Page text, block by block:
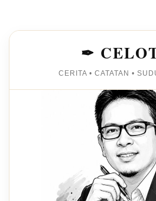
✒
CERITA • CATATAN •